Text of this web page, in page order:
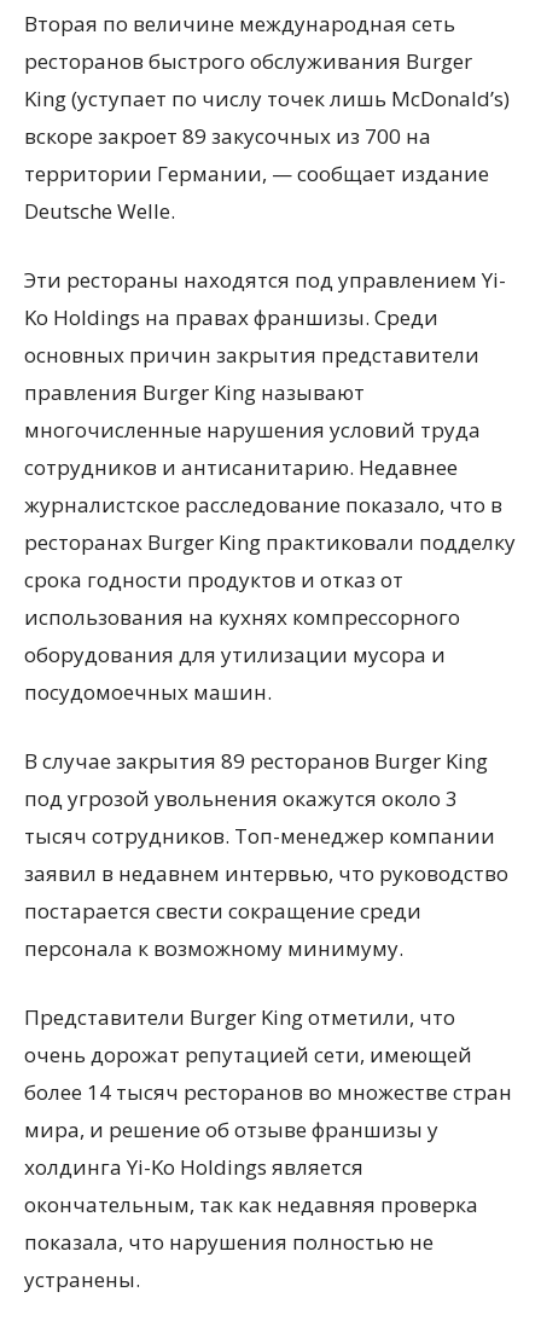
Вторая по величине международная сеть
ресторанов быстрого обслуживания Burger
King (уступает по числу точек лишь McDonald’s)
вскоре закроет 89 закусочных из 700 на
территории Германии, — сообщает издание
Deutsche Welle.
Эти рестораны находятся под управлением Yi-
Ko Holdings на правах франшизы. Среди
основных причин закрытия представители
правления Burger King называют
многочисленные нарушения условий труда
сотрудников и антисанитарию. Недавнее
журналистское расследование показало, что в
ресторанах Burger King практиковали подделку
срока годности продуктов и отказ от
использования на кухнях компрессорного
оборудования для утилизации мусора и
посудомоечных машин.
В случае закрытия 89 ресторанов Burger King
под угрозой увольнения окажутся около 3
тысяч сотрудников. Топ-менеджер компании
заявил в недавнем интервью, что руководство
постарается свести сокращение среди
персонала к возможному минимуму.
Представители Burger King отметили, что
очень дорожат репутацией сети, имеющей
более 14 тысяч ресторанов во множестве стран
мира, и решение об отзыве франшизы у
холдинга Yi-Ko Holdings является
окончательным, так как недавняя проверка
показала, что нарушения полностью не
устранены.